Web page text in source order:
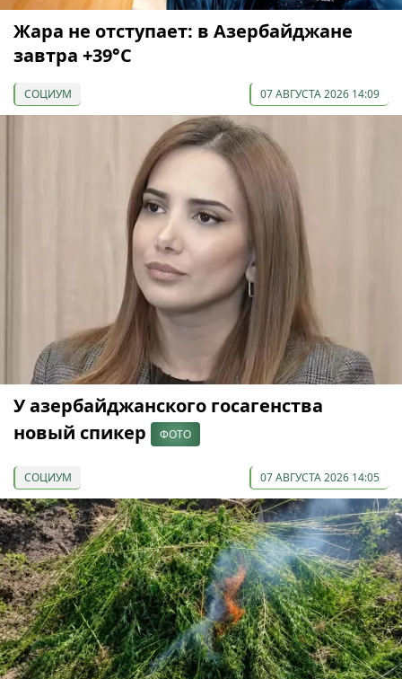
Жара не отступает: в Азербайджане
завтра +39°С
СОЦИУМ 07 АВГУСТА 2026 14:09
У азербайджанского госагенства
новый спикер
ФОТО
СОЦИУМ 07 АВГУСТА 2026 14:05